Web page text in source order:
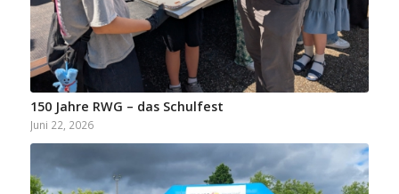
150 Jahre RWG – das Schulfest
Juni 22, 2026